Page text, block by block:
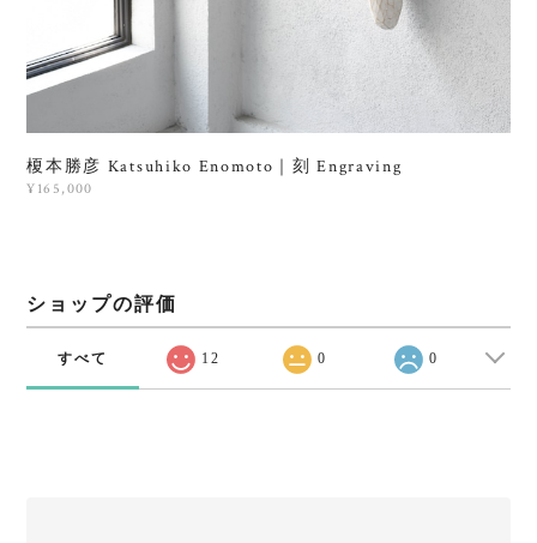
榎本勝彦 Katsuhiko Enomoto｜刻 Engraving
¥165,000
ショップの評価
すべて 12 0 0